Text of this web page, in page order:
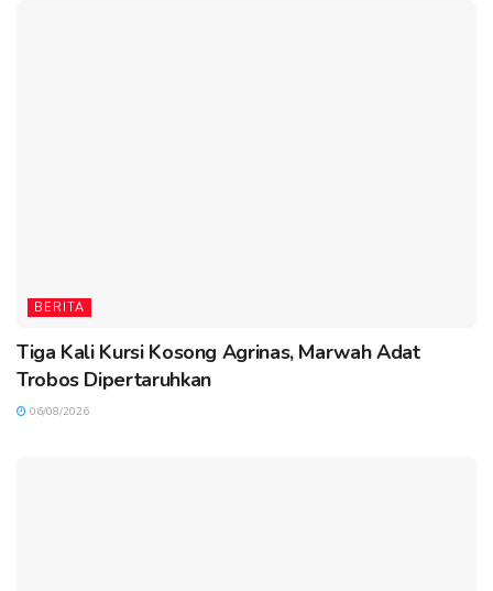
BERITA
Tiga Kali Kursi Kosong Agrinas, Marwah Adat
Trobos Dipertaruhkan
06/08/2026